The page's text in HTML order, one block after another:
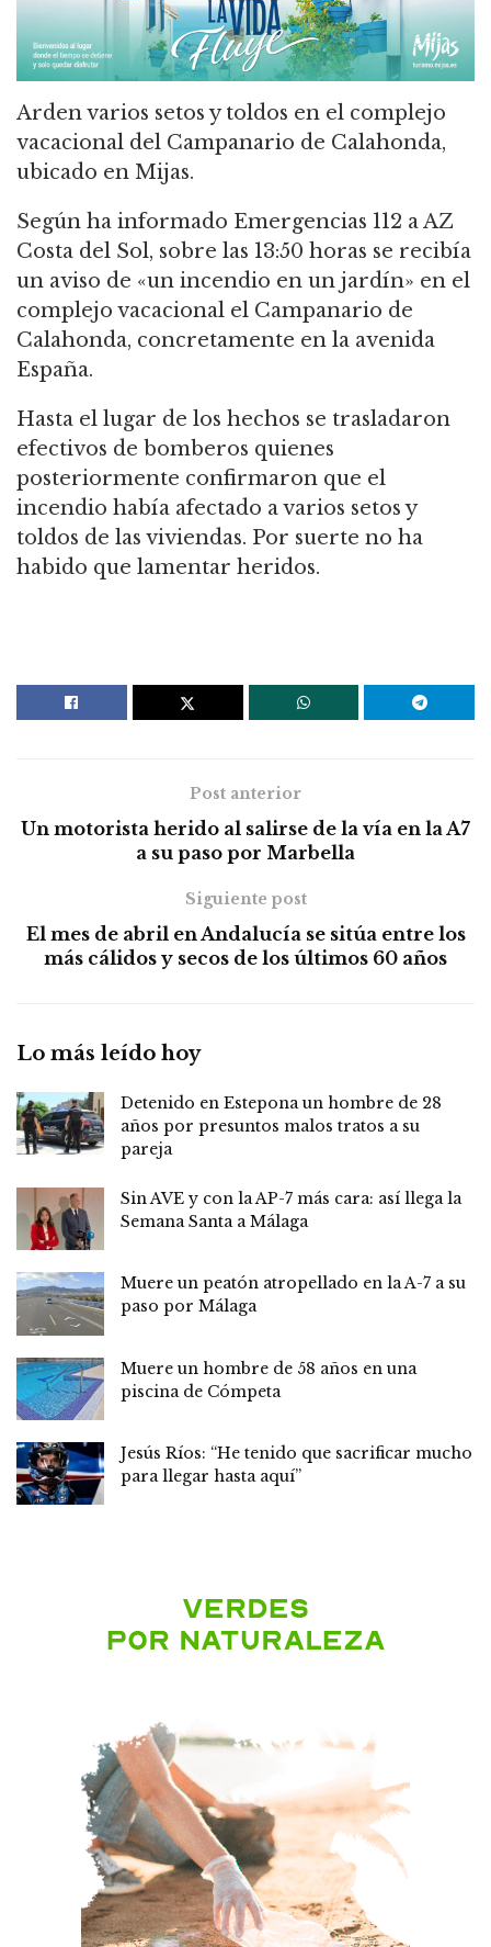
Arden varios setos y toldos en el complejo
vacacional del Campanario de Calahonda,
ubicado en Mijas.
Según ha informado Emergencias 112 a AZ
Costa del Sol, sobre las 13:50 horas se recibía
un aviso de «un incendio en un jardín» en el
complejo vacacional el Campanario de
Calahonda, concretamente en la avenida
España.
Hasta el lugar de los hechos se trasladaron
efectivos de bomberos quienes
posteriormente confirmaron que el
incendio había afectado a varios setos y
toldos de las viviendas. Por suerte no ha
habido que lamentar heridos.
Post anterior
Un motorista herido al salirse de la vía en la A7
a su paso por Marbella
Siguiente post
El mes de abril en Andalucía se sitúa entre los
más cálidos y secos de los últimos 60 años
Lo más leído hoy
Detenido en Estepona un hombre de 28
años por presuntos malos tratos a su
pareja
Sin AVE y con la AP-7 más cara: así llega la
Semana Santa a Málaga
Muere un peatón atropellado en la A-7 a su
paso por Málaga
Muere un hombre de 58 años en una
piscina de Cómpeta
Jesús Ríos: “He tenido que sacrificar mucho
para llegar hasta aquí”